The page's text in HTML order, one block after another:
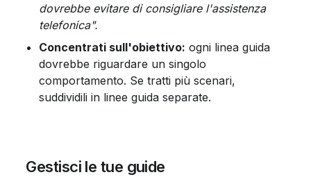
dovrebbe evitare di consigliare l'assistenza
telefonica".
Concentrati sull'obiettivo: ogni linea guida
dovrebbe riguardare un singolo
comportamento. Se tratti più scenari,
suddividili in linee guida separate.
Gestisci le tue guide